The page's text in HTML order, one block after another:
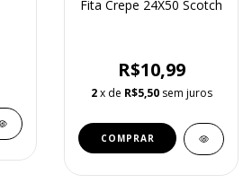
Fita Crepe 24X50 Scotch
R$10,99
2 x de R$5,50 sem juros